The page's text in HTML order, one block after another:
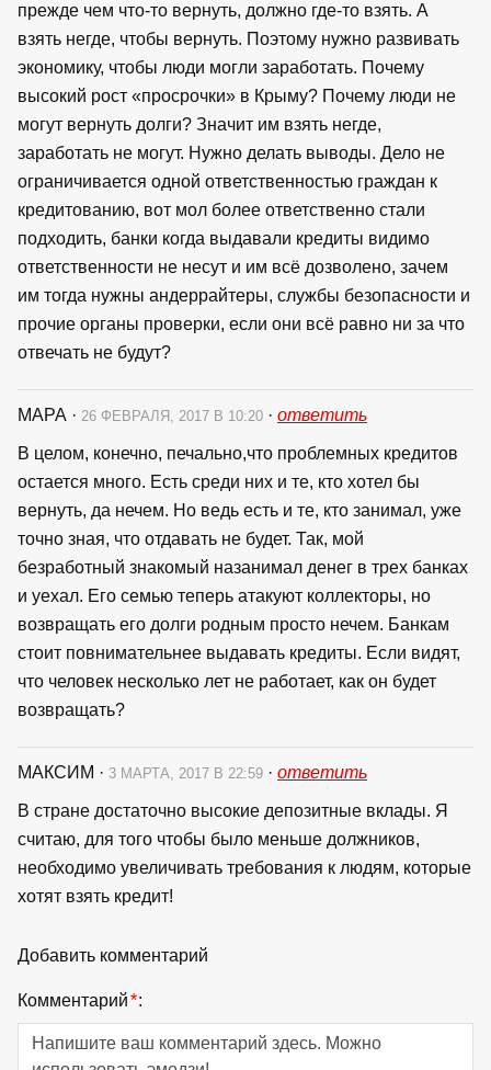
прежде чем что-то вернуть, должно где-то взять. А
взять негде, чтобы вернуть. Поэтому нужно развивать
экономику, чтобы люди могли заработать. Почему
высокий рост «просрочки» в Крыму? Почему люди не
могут вернуть долги? Значит им взять негде,
заработать не могут. Нужно делать выводы. Дело не
ограничивается одной ответственностью граждан к
кредитованию, вот мол более ответственно стали
подходить, банки когда выдавали кредиты видимо
ответственности не несут и им всё дозволено, зачем
им тогда нужны андеррайтеры, службы безопасности и
прочие органы проверки, если они всё равно ни за что
отвечать не будут?
МАРА · 26 ФЕВРАЛЯ, 2017 В 10:20 · ответить
В целом, конечно, печально,что проблемных кредитов
остается много. Есть среди них и те, кто хотел бы
вернуть, да нечем. Но ведь есть и те, кто занимал, уже
точно зная, что отдавать не будет. Так, мой
безработный знакомый назанимал денег в трех банках
и уехал. Его семью теперь атакуют коллекторы, но
возвращать его долги родным просто нечем. Банкам
стоит повнимательнее выдавать кредиты. Если видят,
что человек несколько лет не работает, как он будет
возвращать?
МАКСИМ · 3 МАРТА, 2017 В 22:59 · ответить
В стране достаточно высокие депозитные вклады. Я
считаю, для того чтобы было меньше должников,
необходимо увеличивать требования к людям, которые
хотят взять кредит!
Добавить комментарий
Комментарий*: